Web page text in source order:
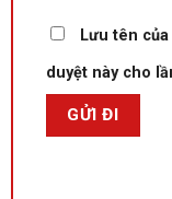
Lưu tên
duyệt này cho